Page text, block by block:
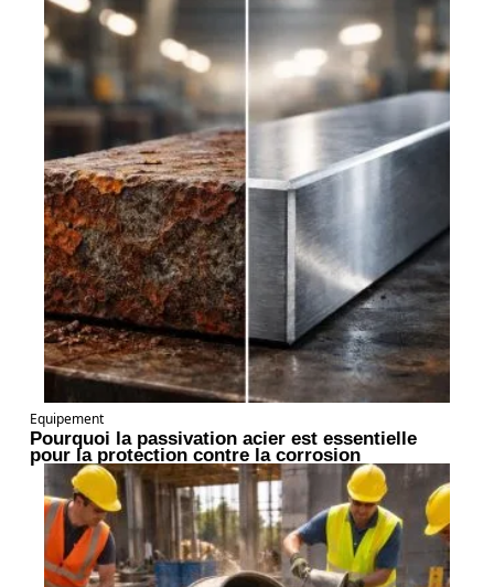
Equipement
Pourquoi la passivation acier est essentielle
pour la protection contre la corrosion